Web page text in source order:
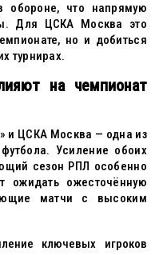
обороне, что напрямую
Для ЦСКА Москва это
но и добиться
турнирах.
на чемпионат
и ЦСКА Москва — одна из
Усиление обоих
сезон РПЛ особенно
ожидать ожесточённую
матчи с высоким
ключевых игроков